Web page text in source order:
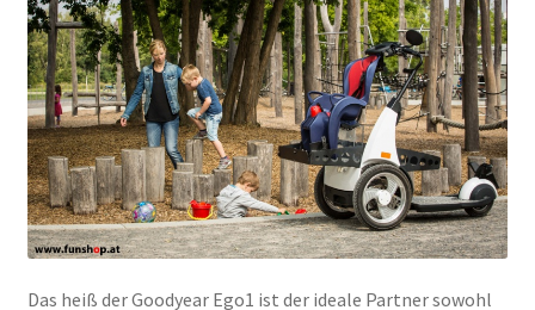
Das heiß der Goodyear Ego1 ist der ideale Partner sowohl